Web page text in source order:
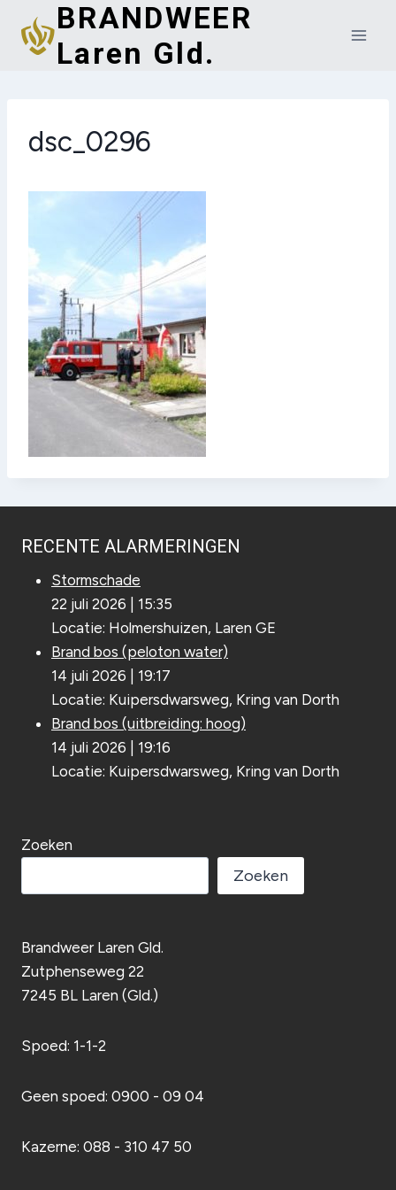
Doorgaan
naar
inhoud
BRANDWEER
Laren Gld.
dsc_0296
RECENTE ALARMERINGEN
Stormschade
22 juli 2026
15:35
Locatie: Holmershuizen, Laren GE
Brand bos (peloton water)
14 juli 2026
19:17
Locatie: Kuipersdwarsweg, Kring van Dorth
Brand bos (uitbreiding: hoog)
14 juli 2026
19:16
Locatie: Kuipersdwarsweg, Kring van Dorth
Zoeken
Zoeken
Brandweer Laren Gld.
Zutphenseweg 22
7245 BL Laren (Gld.)
Spoed: 1-1-2
Geen spoed: 0900 - 09 04
Kazerne: 088 - 310 47 50